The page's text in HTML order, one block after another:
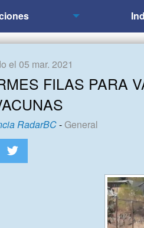
el 05 mar. 2021
FILAS PARA
RadarBC-General